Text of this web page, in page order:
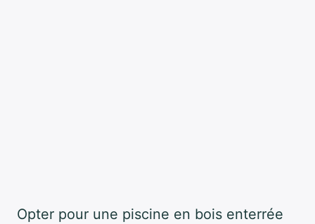
Opter pour une piscine en bois enterrée